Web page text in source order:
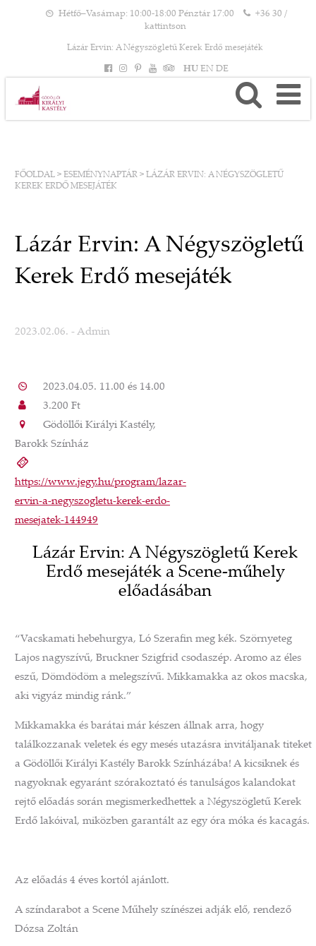
Hétfő–Vasárnap: 10:00-18:00 Pénztár 17:00
+36 30 /
kattintson
Lázár Ervin: A Négyszögletű Kerek Erdő mesejáték
HU EN DE
FŐOLDAL > ESEMÉNYNAPTÁR > LÁZÁR ERVIN: A NÉGYSZÖGLETŰ
KEREK ERDŐ MESEJÁTÉK
Lázár Ervin: A Négyszögletű
Kerek Erdő mesejáték
2023.02.06. - Admin
2023.04.05. 11.00 és 14.00
3.200 Ft
Gödöllői Királyi Kastély,
Barokk Színház
https://www.jegy.hu/program/lazar-
ervin-a-negyszogletu-kerek-erdo-
mesejatek-144949
Lázár Ervin: A Négyszögletű Kerek
Erdő mesejáték a Scene-műhely
előadásában
“Vacskamati hebehurgya, Ló Szerafin meg kék. Szörnyeteg
Lajos nagyszívű, Bruckner Szigfrid csodaszép. Aromo az éles
eszű, Dömdödöm a melegszívű. Mikkamakka az okos macska,
aki vigyáz mindig ránk.”
Mikkamakka és barátai már készen állnak arra, hogy
találkozzanak veletek és egy mesés utazásra invitáljanak titeket
a Gödöllői Királyi Kastély Barokk Színházába! A kicsiknek és
nagyoknak egyaránt szórakoztató és tanulságos kalandokat
rejtő előadás során megismerkedhettek a Négyszögletű Kerek
Erdő lakóival, miközben garantált az egy óra móka és kacagás.
Az előadás 4 éves kortól ajánlott.
A színdarabot a Scene Műhely színészei adják elő, rendező
Dózsa Zoltán